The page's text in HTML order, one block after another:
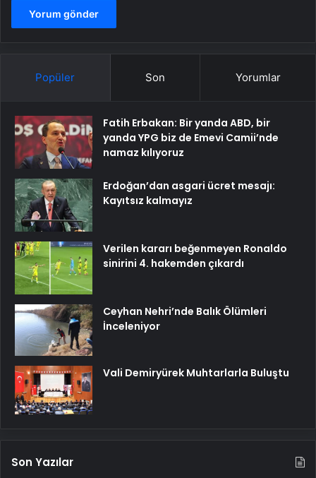
Popüler Son Yorumlar
Fatih Erbakan: Bir yanda ABD, bir
yanda YPG biz de Emevi Camii’nde
namaz kılıyoruz
Erdoğan’dan asgari ücret mesajı:
Kayıtsız kalmayız
Verilen kararı beğenmeyen Ronaldo
sinirini 4. hakemden çıkardı
Ceyhan Nehri’nde Balık Ölümleri
İnceleniyor
Vali Demiryürek Muhtarlarla Buluştu
Son Yazılar